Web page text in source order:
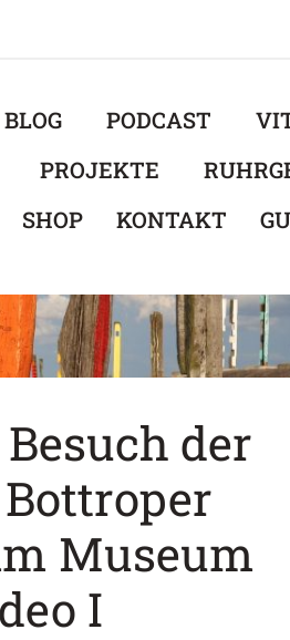
BLOG PODCAST
PROJEKTE
SHOP KONTAKT
der
Museum
I